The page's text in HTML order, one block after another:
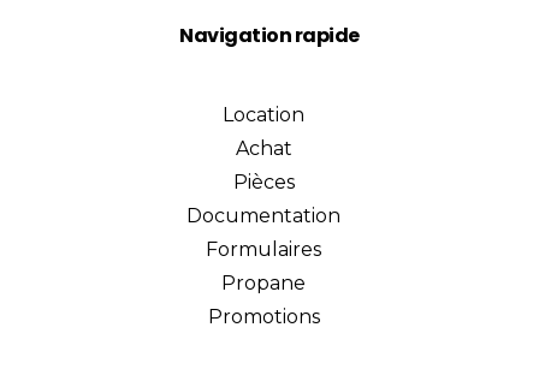
Navigation rapide
Location
Achat
Pièces
Documentation
Formulaires
Propane
Promotions